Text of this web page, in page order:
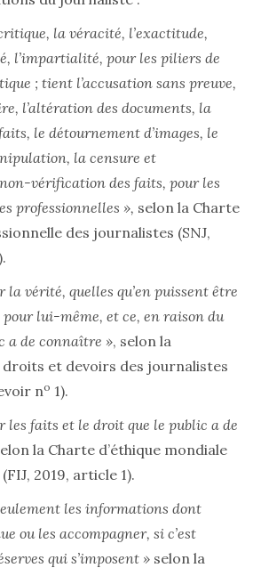
la véracité, l’exactitude,
l’impartialité, pour les piliers de
; tient l’accusation sans preuve,
l’altération des documents, la
le détournement d’images, le
la censure et
vérification des faits, pour les
professionnelles », selon la Charte
des journalistes (SNJ,
la vérité, quelles qu’en puissent être
pour lui-même, et ce, en raison du
a de connaître », selon la
et devoirs des journalistes
no 1).
les faits et le droit que le public a de
la Charte d’éthique mondiale
2019, article 1).
les informations dont
ou les accompagner, si c’est
qui s’imposent » selon la